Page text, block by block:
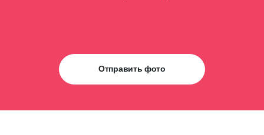
Отправить фото